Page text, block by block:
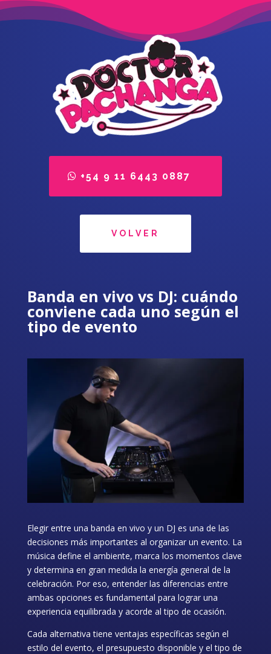
+54 9 11 6443 0887
VOLVER
Banda en vivo vs DJ: cuándo
conviene cada uno según el
tipo de evento
Elegir entre una banda en vivo y un DJ es una de las
decisiones más importantes al organizar un evento. La
música define el ambiente, marca los momentos clave
y determina en gran medida la energía general de la
celebración. Por eso, entender las diferencias entre
ambas opciones es fundamental para lograr una
experiencia equilibrada y acorde al tipo de ocasión.
Cada alternativa tiene ventajas específicas según el
estilo del evento, el presupuesto disponible y el tipo de